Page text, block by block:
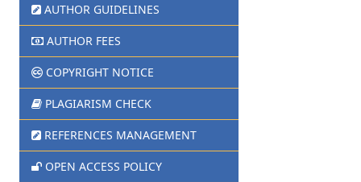
AUTHOR GUIDELINES
AUTHOR FEES
COPYRIGHT NOTICE
PLAGIARISM CHECK
REFERENCES MANAGEMENT
OPEN ACCESS POLICY